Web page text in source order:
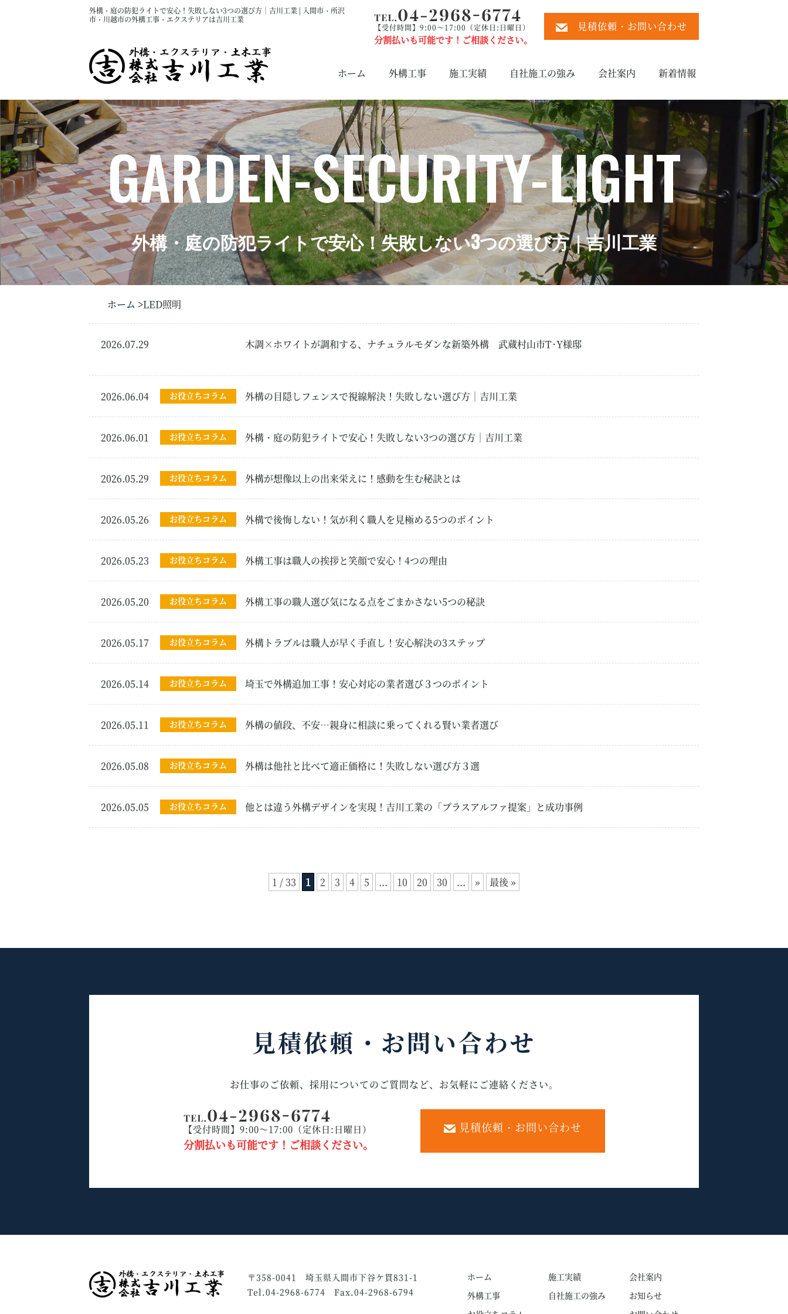
外構・庭の防犯ライトで安心！失敗しない3つの選び方｜吉川工業 | 入間市・所沢
市・川越市の外構工事・エクステリアは吉川工業
【受付時間】9:00～17:00（定休日:日曜日）
分割払いも可能です！ご相談ください。
見積依頼・お問い合わせ
ホーム 外構工事 施工実績 自社施工の強み 会社案内 新着情報
GARDEN-SECURITY-LIGHT
外構・庭の防犯ライトで安心！失敗しない3つの選び方｜吉川工業
ホーム LED照明
2026.07.29 木調×ホワイトが調和する、ナチュラルモダンな新築外構 武蔵村山市T･Y様邸
2026.06.04 お役立ちコラム 外構の目隠しフェンスで視線解決！失敗しない選び方｜吉川工業
2026.06.01 お役立ちコラム 外構・庭の防犯ライトで安心！失敗しない3つの選び方｜吉川工業
2026.05.29 お役立ちコラム 外構が想像以上の出来栄えに！感動を生む秘訣とは
2026.05.26 お役立ちコラム 外構で後悔しない！気が利く職人を見極める5つのポイント
2026.05.23 お役立ちコラム 外構工事は職人の挨拶と笑顔で安心！4つの理由
2026.05.20 お役立ちコラム 外構工事の職人選び気になる点をごまかさない5つの秘訣
2026.05.17 お役立ちコラム 外構トラブルは職人が早く手直し！安心解決の3ステップ
2026.05.14 お役立ちコラム 埼玉で外構追加工事！安心対応の業者選び３つのポイント
2026.05.11 お役立ちコラム 外構の値段、不安…親身に相談に乗ってくれる賢い業者選び
2026.05.08 お役立ちコラム 外構は他社と比べて適正価格に！失敗しない選び方３選
2026.05.05 お役立ちコラム 他とは違う外構デザインを実現！吉川工業の「プラスアルファ提案」と成功事例
1 / 33 1 2 3 4 5 ... 10 20 30 ... » 最後 »
見積依頼・ お問い合わせ
お仕事のご依頼、採用についてのご質問など、お気軽にご連絡ください。
【受付時間】9:00～17:00（定休日:日曜日）
分割払いも可能です！ご相談ください。
見積依頼・お問い合わせ
〒358-0041 埼玉県入間市下谷ケ貫831-1
Tel.04-2968-6774 Fax.04-2968-6794
ホーム
外構工事
施工実績
自社施工の強み
会社案内
お知らせ